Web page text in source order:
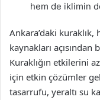
hem de iklimin
Ankara’daki
kaynakları
Kuraklığın etkilerini
için etkin çözümler
tasarrufu, yeraltı su